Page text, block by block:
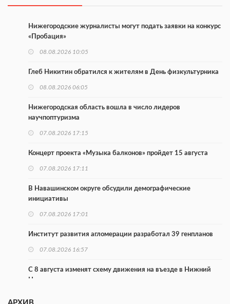
Нижегородские журналисты могут подать заявки на конкурс
«Пробация»
08.08.2026 10:05
Глеб Никитин обратился к жителям в День физкультурника
08.08.2026 06:05
Нижегородская область вошла в число лидеров
научпоптуризма
07.08.2026 17:15
Концерт проекта «Музыка балконов» пройдет 15 августа
07.08.2026 17:11
В Навашинском округе обсудили демографические
инициативы
07.08.2026 17:01
Институт развития агломерации разработал 39 генпланов
07.08.2026 16:57
С 8 августа изменят схему движения на въезде в Нижний
Новгород